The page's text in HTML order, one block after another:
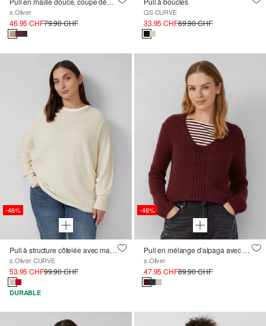
s.Oliver
46.95 CHF79.90 CHF
QS CURVE
33.95 CHF69.90 CHF
-46%
Pull à structure côtelée avec manches chauve-souris
s.Oliver CURVE
53.95 CHF99.90 CHF
DURABLE
-46%
Pull en mélange d'alpaga avec motif tricoté
s.Oliver
47.95 CHF89.90 CHF